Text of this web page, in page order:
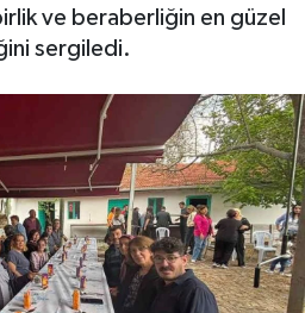
ve beraberliğin en güzel
sergiledi.